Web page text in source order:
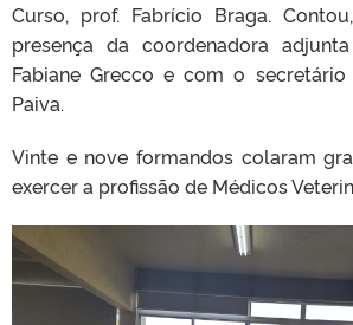
Curso, prof. Fabrício Braga.
presença da coordenadora
Fabiane Grecco e com o
Paiva.
Vinte e nove formandos colaram
exercer a profissão de Médicos